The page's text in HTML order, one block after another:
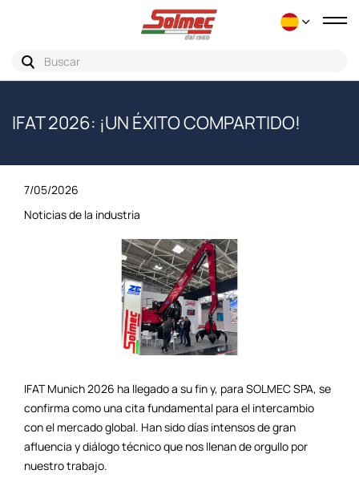
IFAT 2026: ¡UN ÉXITO COMPARTIDO!
7/05/2026
Noticias de la industria
IFAT Munich 2026 ha llegado a su fin y, para SOLMEC SPA, se
confirma como una cita fundamental para el intercambio
con el mercado global. Han sido días intensos de gran
afluencia y diálogo técnico que nos llenan de orgullo por
nuestro trabajo.